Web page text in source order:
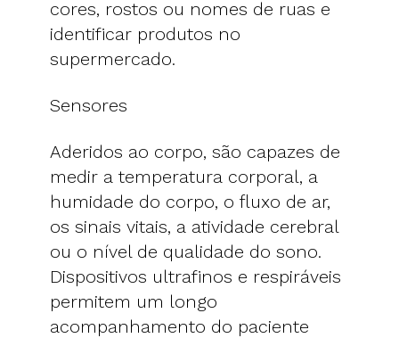
cores, rostos ou nomes de ruas e
identificar produtos no
supermercado.
Sensores
Aderidos ao corpo, são capazes de
medir a temperatura corporal, a
humidade do corpo, o fluxo de ar,
os sinais vitais, a atividade cerebral
ou o nível de qualidade do sono.
Dispositivos ultrafinos e respiráveis ​​
permitem um longo
acompanhamento do paciente